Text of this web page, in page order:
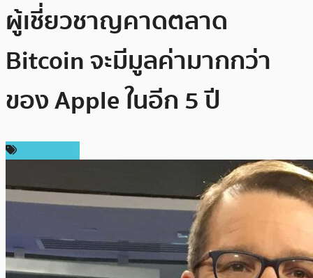
ผู้เชี่ยวชาญคาดตลาด
Bitcoin จะมีมูลค่ามากกว่า
ของ Apple ในอีก 5 ปี